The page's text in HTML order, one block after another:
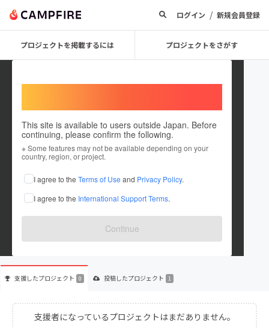
ログイン / 新規会員登録
プロジェクトを掲載するには プロジェクトをさがす
This site is available to users outside Japan. Before
continuing, please confirm the following.
※ Some features may not be available depending on your
country, region, or project.
I agree to the Terms of Use and Privacy Policy.
I agree to the International Support Terms.
Continue
hazukashi_rabbit
これまでに1件のプロジェクトを投稿しています
在住国：日本 現在地：京都府
出身国：日本 出身地：京都府
支援したプロジェクト 0 投稿したプロジェクト 1
支援者になっているプロジェクトはまだありません。